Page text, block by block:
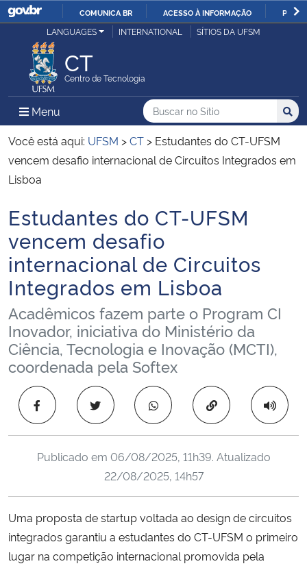
IR
COMUNICA BR ACESSO À INFORMAÇÃO
Ministério da Justiça e Segurança Pública
Ministério da Defesa
Ministério das Relações Exteriores
Ministério da Economia
Ministério da Infraestrutura
Ministério da Agricultura, Pecuária e Abastecimento
Ministério da Educação
Ministério da Cidadania
Ministério da Saúde
Ministério de Minas e Energia
Ministério da Ciência, Tecnologia, Inovações e Comunicações
Ministério do Meio Ambiente
Ministério do Turismo
Ministério do Desenvolvimento Regional
LANGUAGES INTERNATIONAL SÍTIOS DA UFSM
CT
Centro de Tecnologia
Menu Menu Principal do Sítio
Busca
Buscar no no Sítio
Busca:
Você está aqui: UFSM >CT > Estudantes do CT-UFSM
vencem desafio internacional de Circuitos Integrados em
Lisboa
Início do conteúdo
Estudantes do CT-UFSM
vencem desafio
internacional de Circuitos
Integrados em Lisboa
Acadêmicos fazem parte o Program CI
Inovador, iniciativa do Ministério da
Ciência, Tecnologia e Inovação (MCTI),
coordenada pela Softex
Copiar para área
Publicado em 06/08/2025, 11h39. Atualizado
22/08/2025, 14h57
Uma proposta de startup voltada ao design de circuitos
integrados garantiu a estudantes do CT-UFSM o primeiro
lugar na competição internacional promovida pela